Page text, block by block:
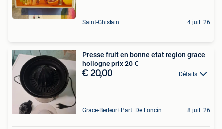
Saint-Ghislain 4 juil. 26
Presse fruit en bonne etat region grace
hollogne prix 20 €
€ 20,00 Détails
Grace-Berleur+Part. De Loncin 8 juil. 26